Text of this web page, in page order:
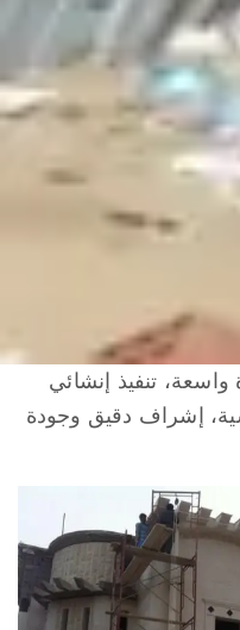
تنفيذ إنشائي
إشراف دقيق وجودة